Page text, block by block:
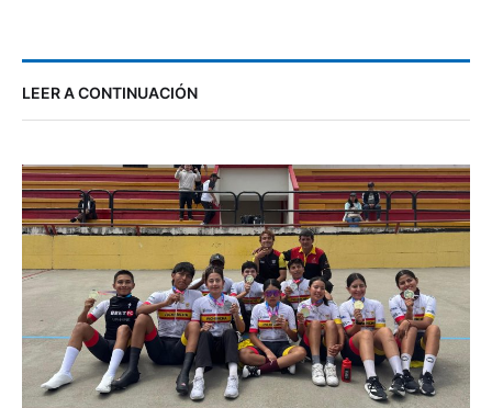
LEER A CONTINUACIÓN